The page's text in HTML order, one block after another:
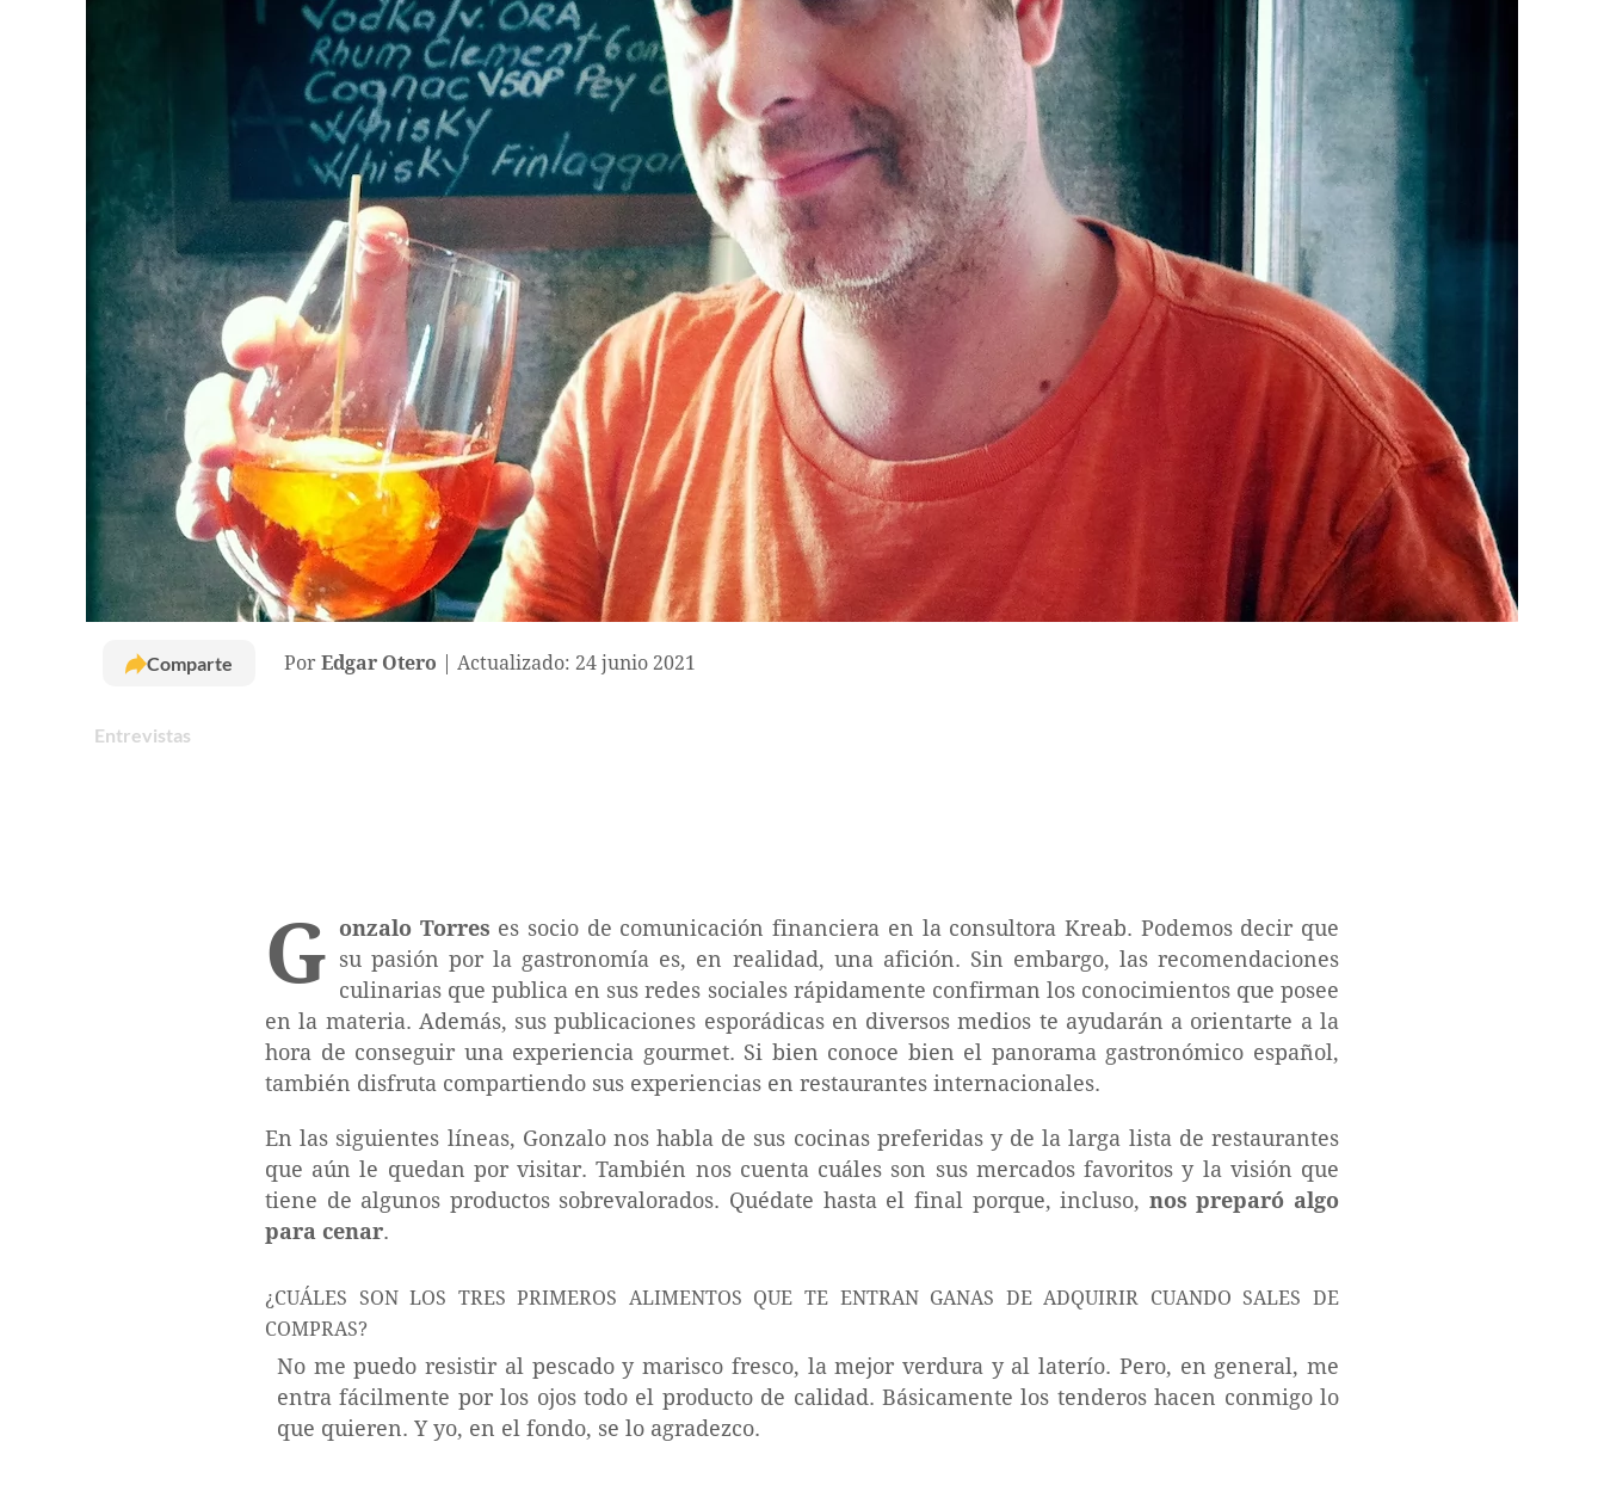
Comparte Por Edgar Otero Actualizado: 24 junio 2021
Entrevistas
G onzalo Torres es socio de comunicación financiera en la consultora Kreab. Podemos decir que
su pasión por la gastronomía es, en realidad, una afición. Sin embargo, las recomendaciones
culinarias que publica en sus redes sociales rápidamente confirman los conocimientos que posee
en la materia. Además, sus publicaciones esporádicas en diversos medios te ayudarán a orientarte a la
hora de conseguir una experiencia gourmet. Si bien conoce bien el panorama gastronómico español,
también disfruta compartiendo sus experiencias en restaurantes internacionales.
En las siguientes líneas, Gonzalo nos habla de sus cocinas preferidas y de la larga lista de restaurantes
que aún le quedan por visitar. También nos cuenta cuáles son sus mercados favoritos y la visión que
tiene de algunos productos sobrevalorados. Quédate hasta el final porque, incluso, nos preparó algo
para cenar.
¿CUÁLES SON LOS TRES PRIMEROS ALIMENTOS QUE TE ENTRAN GANAS DE ADQUIRIR CUANDO SALES DE
COMPRAS?
No me puedo resistir al pescado y marisco fresco, la mejor verdura y al laterío. Pero, en general, me
entra fácilmente por los ojos todo el producto de calidad. Básicamente los tenderos hacen conmigo lo
que quieren. Y yo, en el fondo, se lo agradezco.